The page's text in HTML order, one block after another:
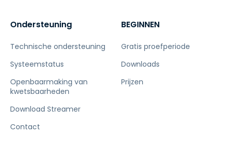
Ondersteuning
Technische ondersteuning
Systeemstatus
Openbaarmaking van
kwetsbaarheden
Download Streamer
Contact
BEGINNEN
Gratis proefperiode
Downloads
Prijzen